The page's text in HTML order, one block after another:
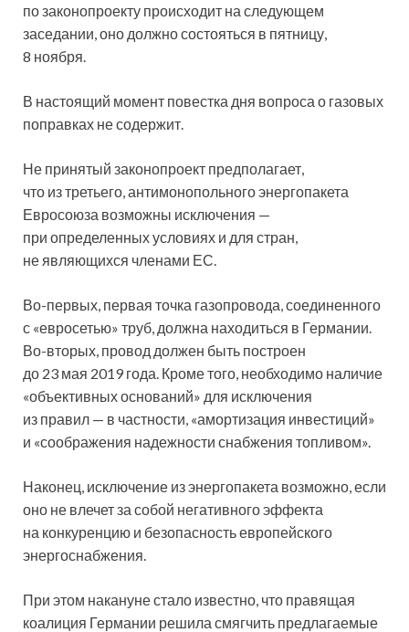
по законопроекту происходит на следующем
заседании, оно должно состояться в пятницу,
8 ноября.
В настоящий момент повестка дня вопроса о газовых
поправках не содержит.
Не принятый законопроект предполагает,
что из третьего, антимонопольного энергопакета
Евросоюза возможны исключения —
при определенных условиях и для стран,
не являющихся членами ЕС.
Во-первых, первая точка газопровода, соединенного
с «евросетью» труб, должна находиться в Германии.
Во-вторых, провод должен быть построен
до 23 мая 2019 года. Кроме того, необходимо наличие
«объективных оснований» для исключения
из правил — в частности, «амортизация инвестиций»
и «соображения надежности снабжения топливом».
Наконец, исключение из энергопакета возможно, если
оно не влечет за собой негативного эффекта
на конкуренцию и безопасность европейского
энергоснабжения.
При этом накануне стало известно, что правящая
коалиция Германии решила смягчить предлагаемые